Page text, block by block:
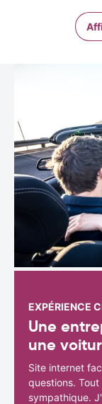
EXPÉRIENCE
Une
une
Site internet
questions.
sympathique.